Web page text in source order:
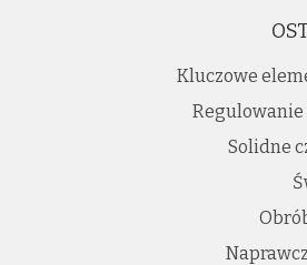
Kluczowe
Solidne